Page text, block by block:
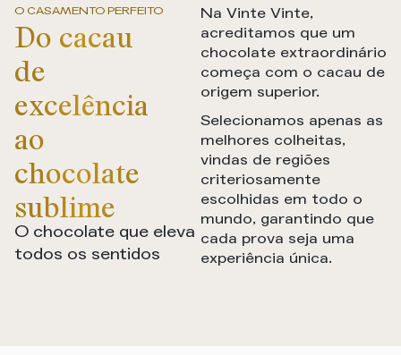
O CASAMENTO PERFEITO
Do cacau
de
excelência
ao
chocolate
sublime
O chocolate que eleva
todos os sentidos
Na Vinte Vinte,
acreditamos que um
chocolate extraordinário
começa com o cacau de
origem superior.
Selecionamos apenas as
melhores colheitas,
vindas de regiões
criteriosamente
escolhidas em todo o
mundo, garantindo que
cada prova seja uma
experiência única.